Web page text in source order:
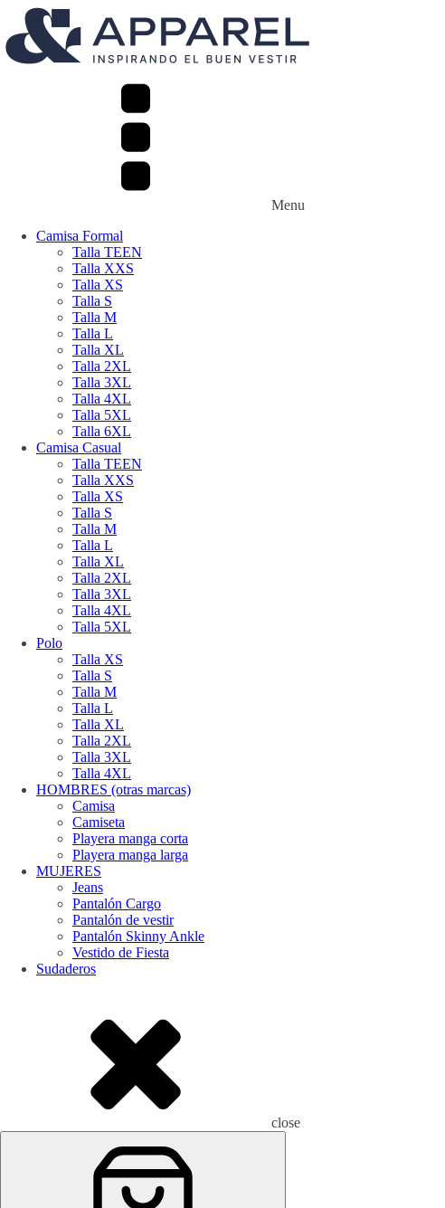
Menu
Camisa Formal
Talla TEEN
Talla XXS
Talla XS
Talla S
Talla M
Talla L
Talla XL
Talla 2XL
Talla 3XL
Talla 4XL
Talla 5XL
Talla 6XL
Camisa Casual
Talla TEEN
Talla XXS
Talla XS
Talla S
Talla M
Talla L
Talla XL
Talla 2XL
Talla 3XL
Talla 4XL
Talla 5XL
Polo
Talla XS
Talla S
Talla M
Talla L
Talla XL
Talla 2XL
Talla 3XL
Talla 4XL
HOMBRES (otras marcas)
Camisa
Camiseta
Playera manga corta
Playera manga larga
MUJERES
Jeans
Pantalón Cargo
Pantalón de vestir
Pantalón Skinny Ankle
Vestido de Fiesta
Sudaderos
close